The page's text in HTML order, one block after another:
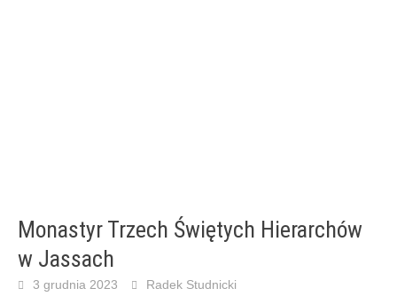
Monastyr Trzech Świętych Hierarchów
w Jassach
3 grudnia 2023 Radek Studnicki